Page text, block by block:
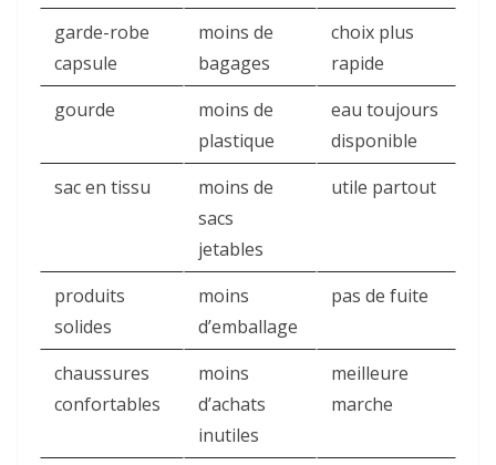
garde-robe
capsule
moins de
bagages
choix plus
rapide
gourde
moins de
plastique
eau toujours
disponible
sac en tissu
moins de
sacs
jetables
utile partout
produits
solides
moins
d’emballage
pas de fuite
chaussures
confortables
moins
d’achats
inutiles
meilleure
marche